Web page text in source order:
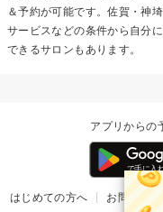
＆予約が可能です。佐賀・神
サービスなどの条件から自分
できるサロンもあります。
アプリからの
はじめての方へ お問い合わ